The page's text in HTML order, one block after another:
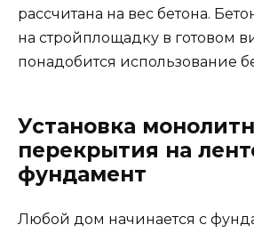
рассчитана на вес бетона.
на стройплощадку в готовом
понадобится использование
Установка
перекрытия на
фундамент
Любой дом начинается с